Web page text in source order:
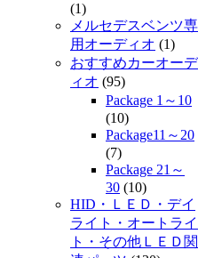
(1)
メルセデスベンツ専
用オーディオ (1)
おすすめカーオーデ
ィオ (95)
Package 1～10
(10)
Package11～20
(7)
Package 21～
30 (10)
HID・ＬＥＤ・デイ
ライト・オートライ
ト・その他ＬＥＤ関